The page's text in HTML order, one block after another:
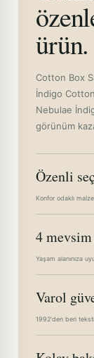
ürün.
Cotton Box
İndigo
Nebulae
görünüm
Özenli
Konfor odaklı
4 mevsim
Yaşam alanınıza
Varol
1992'den beri